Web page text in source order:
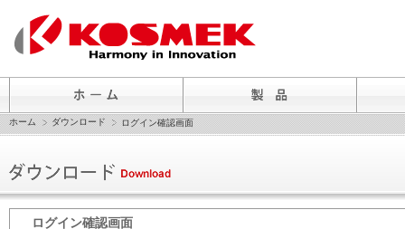
ホーム ダウンロード ログイン確認画面
ログイン確認画面